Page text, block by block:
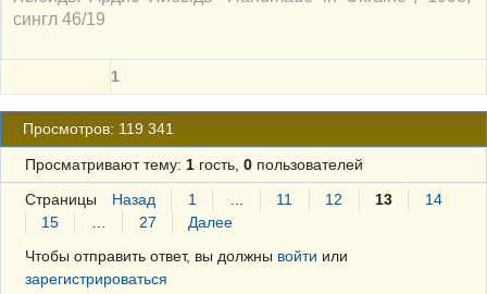
сингл 46/19
1
Просмотров: 119 341
Просматривают тему: 1гость, 0пользователей
Страницы Назад 1 11 12 13
14
15
27
Далее
Чтобы отправить ответ, вы должны войти или
зарегистрироваться